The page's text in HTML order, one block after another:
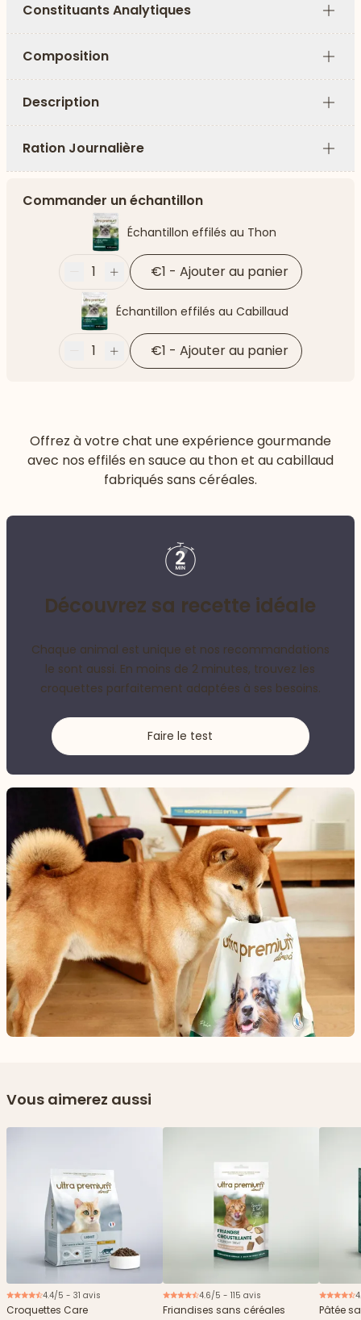
Constituants Analytiques
Plus
Composition
Plus
Description
Plus
Ration Journalière
Plus
Commander un échantillon
Échantillon effilés au Thon
Moins
1 Plus €1 - Ajouter au panier
Échantillon effilés au Cabillaud
Moins
1 Plus €1 - Ajouter au panier
Offrez à votre chat une expérience gourmande
avec nos effilés en sauce au thon et au cabillaud
fabriqués sans céréales.
Découvrez sa recette idéale
Chaque animal est unique et nos recommandations
le sont aussi. En moins de 2 minutes, trouvez les
croquettes parfaitement adaptées à ses besoins.
Faire le test
Vous aimerez aussi
4.4/5 - 31 avis
Croquettes Care
4.6/5 - 115 avis
Friandises sans céréales Pâtée